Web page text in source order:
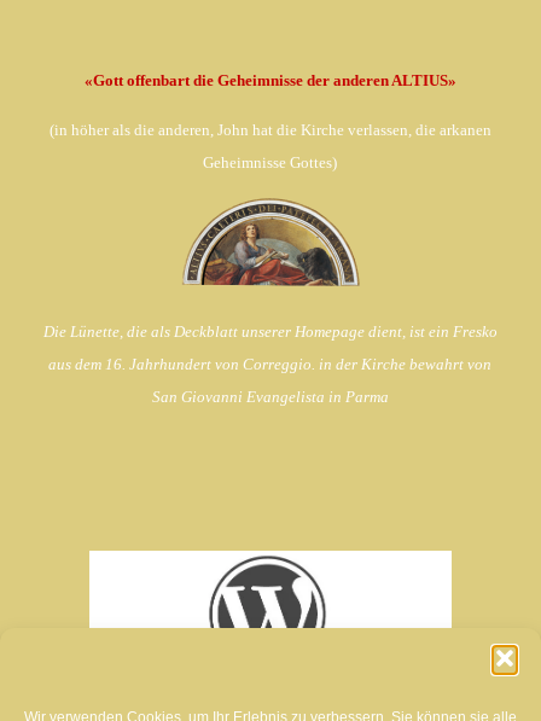
Wir verwenden Cookies, um Ihr Erlebnis zu verbessern. Sie können sie alle
«Gott offenbart die Geheimnisse der anderen ALTIUS»
(in höher als die anderen, John hat die Kirche verlassen, die arkanen
Geheimnisse Gottes)
Die Lünette, die als Deckblatt unserer Homepage dient, ist ein Fresko
aus dem 16. Jahrhundert von Correggio. in der Kirche bewahrt von
San Giovanni Evangelista in Parma